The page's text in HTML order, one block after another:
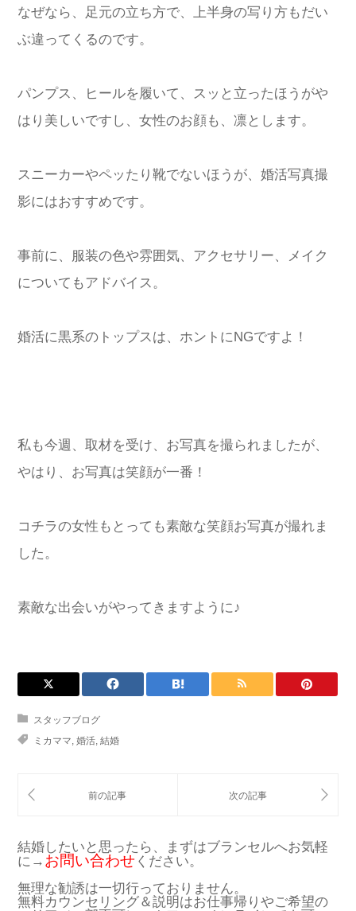
なぜなら、足元の立ち方で、上半身の写り方もだい
ぶ違ってくるのです。
パンプス、ヒールを履いて、スッと立ったほうがや
はり美しいですし、女性のお顔も、凛とします。
スニーカーやペッたり靴でないほうが、婚活写真撮
影にはおすすめです。
事前に、服装の色や雰囲気、アクセサリー、メイク
についてもアドバイス。
婚活に黒系のトップスは、ホントにNGですよ！
私も今週、取材を受け、お写真を撮られましたが、
やはり、お写真は笑顔が一番！
コチラの女性もとっても素敵な笑顔お写真が撮れま
した。
素敵な出会いがやってきますように♪
スタッフブログ
ミカママ, 婚活, 結婚
結婚したいと思ったら、まずはブランセルへお気軽
に→ お問い合わせ ください。
無理な勧誘は一切行っておりません。
無料カウンセリング＆説明はお仕事帰りやご希望の